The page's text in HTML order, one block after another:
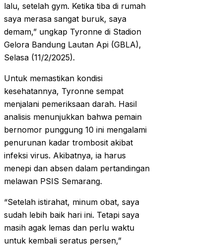
lalu, setelah gym. Ketika tiba di rumah
saya merasa sangat buruk, saya
demam,” ungkap Tyronne di Stadion
Gelora Bandung Lautan Api (GBLA),
Selasa (11/2/2025).
Untuk memastikan kondisi
kesehatannya, Tyronne sempat
menjalani pemeriksaan darah. Hasil
analisis menunjukkan bahwa pemain
bernomor punggung 10 ini mengalami
penurunan kadar trombosit akibat
infeksi virus. Akibatnya, ia harus
menepi dan absen dalam pertandingan
melawan PSIS Semarang.
“Setelah istirahat, minum obat, saya
sudah lebih baik hari ini. Tetapi saya
masih agak lemas dan perlu waktu
untuk kembali seratus persen,”